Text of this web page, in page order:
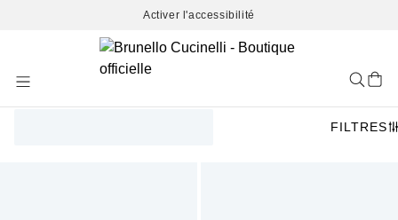
Activer l'accessibilité
Content
FILTRES